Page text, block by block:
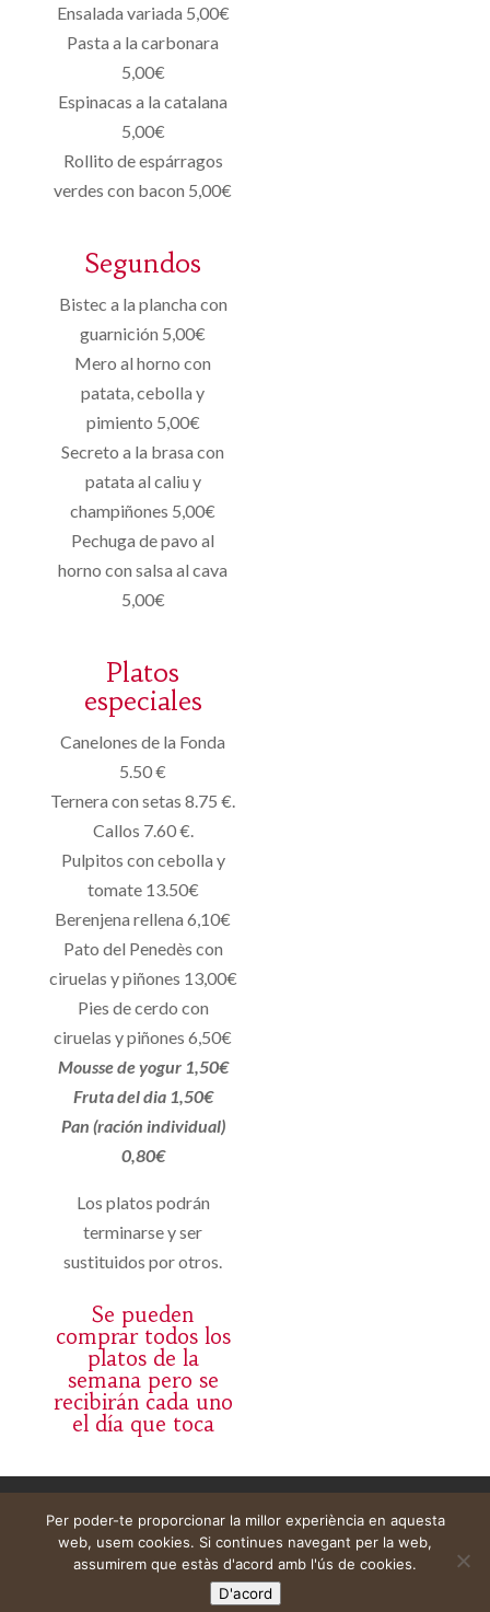
Ensalada variada 5,00€
Pasta a la carbonara
5,00€
Espinacas a la catalana
5,00€
Rollito de espárragos
verdes con bacon 5,00€
Segundos
Bistec a la plancha con
guarnición 5,00€
Mero al horno con
patata, cebolla y
pimiento 5,00€
Secreto a la brasa con
patata al caliu y
champiñones 5,00€
Pechuga de pavo al
horno con salsa al cava
5,00€
Platos
especiales
Canelones de la Fonda
5.50 €
Ternera con setas 8.75 €.
Callos 7.60 €.
Pulpitos con cebolla y
tomate 13.50€
Berenjena rellena 6,10€
Pato del Penedès con
ciruelas y piñones 13,00€
Pies de cerdo con
ciruelas y piñones 6,50€
Mousse de yogur 1,50€
Fruta del dia 1,50€
Pan (ración individual)
0,80€
Los platos podrán
terminarse y ser
sustituidos por otros.
Se pueden
comprar todos los
platos de la
semana pero se
recibirán cada uno
el día que toca
Web construïda perDeMomentSomTres
Per poder-te proporcionar la millor experiència en aquesta
web, usem cookies. Si continues navegant per la web,
assumirem que estàs d'acord amb l'ús de cookies.
D'acord